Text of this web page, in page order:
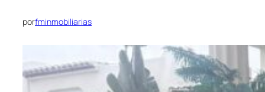
porfminmobiliarias